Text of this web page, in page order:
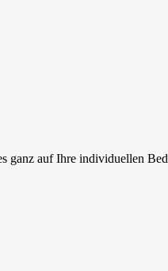
ganz auf Ihre individuellen